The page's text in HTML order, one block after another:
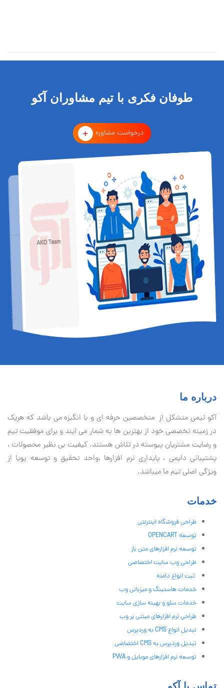
طوفان فکری با تیم مشاوران آکو
درخواست مشاوره
درباره ما
آكو تيمی متشکل از متخصصین حرفه ای و با انگیزه می باشد که هریک
در زمینه تخصصی خود از بهترین ها به شمار می آیند و برای موفقیت تيم
و رضایت مشتریان پیوسته در تلاش هستند. کیفیت بی نظير محصولات ،
پشتیبانی دايمی ، پایداری نرم افزارها ،واحد تحقیق و توسعه پویا از
ویژگی اصلی تیم ما میباشد.
خدمات
طراحی فروشگاه اینترنتی
توسعه OPENCART
توسعه نرم افزارهای متن باز
طراحی وب سایت اختصاصی
ثبت انواع دامنه
خدمات هاستینگ و میزبانی وب
خدمات سئو و بهینه سازی سایت
طراحی نرم افزارهای مبتنی بر وب
تبدیل انواع CMS به وردپرس
تبدیل وردپرس به CMS اختصاصی
توسعه نرم افزارهای موبایل و PWA